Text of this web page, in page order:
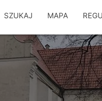
SZUKAJ MAPA